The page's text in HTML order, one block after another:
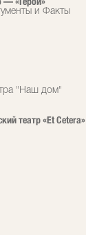
и Факты
"Наш дом"
театр «Et Cetera»